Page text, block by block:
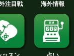
戦
(RE:BOOT )